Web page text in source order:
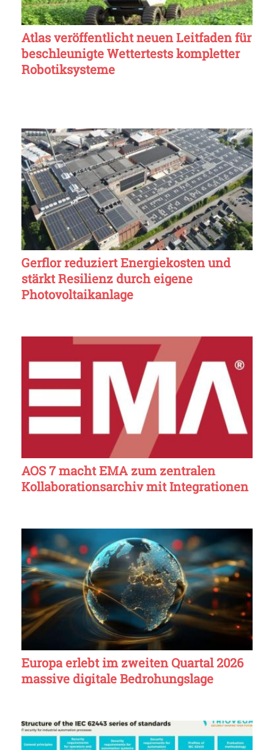
Atlas veröffentlicht neuen Leitfaden für
beschleunigte Wettertests kompletter
Robotiksysteme
Gerflor reduziert Energiekosten und
stärkt Resilienz durch eigene
Photovoltaikanlage
AOS 7 macht EMA zum zentralen
Kollaborationsarchiv mit Integrationen
Europa erlebt im zweiten Quartal 2026
massive digitale Bedrohungslage